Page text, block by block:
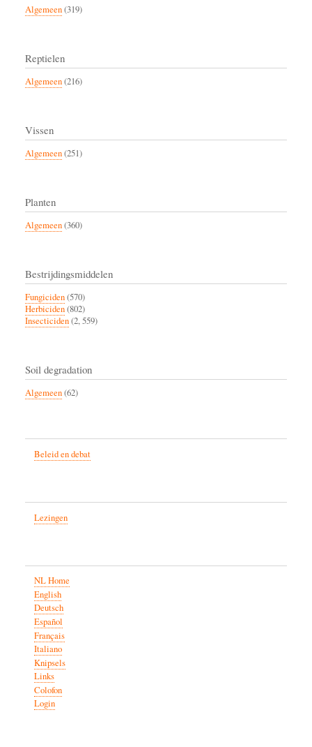
Algemeen(319)
Reptielen
Algemeen(216)
Vissen
Algemeen(251)
Planten
Algemeen(360)
Bestrijdingsmiddelen
Fungiciden(570)
Herbiciden(802)
Insecticiden(2, 559)
Soil degradation
Algemeen(62)
Beleid en debat
Lezingen
NL Home
English
Deutsch
Español
Français
Italiano
Knipsels
Links
Colofon
Login